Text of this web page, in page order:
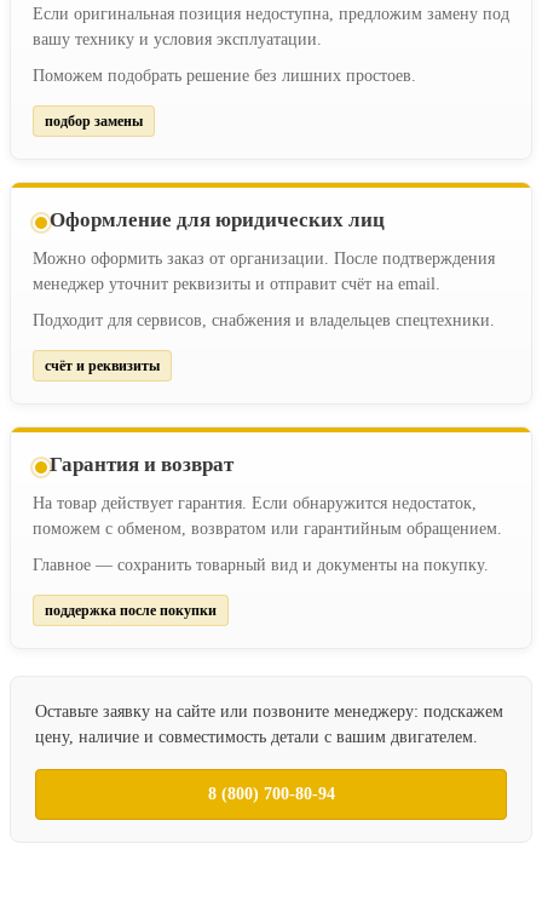
Если оригинальная позиция недоступна, предложим замену под
вашу технику и условия эксплуатации.
Поможем подобрать решение без лишних простоев.
подбор замены
Оформление для юридических лиц
Можно оформить заказ от организации. После подтверждения
менеджер уточнит реквизиты и отправит счёт на email.
Подходит для сервисов, снабжения и владельцев спецтехники.
счёт и реквизиты
Гарантия и возврат
На товар действует гарантия. Если обнаружится недостаток,
поможем с обменом, возвратом или гарантийным обращением.
Главное — сохранить товарный вид и документы на покупку.
поддержка после покупки
Оставьте заявку на сайте или позвоните менеджеру: подскажем
цену, наличие и совместимость детали с вашим двигателем.
8 (800) 700-80-94